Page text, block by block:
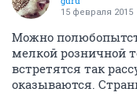
15 февраля 2015
Можно
мелкой розничной
встретятся так
оказываются.